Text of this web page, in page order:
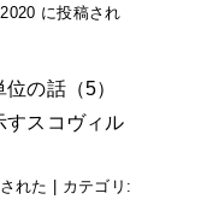
に投稿され
の話（5）
すスコヴィル
れた
カテゴリ: